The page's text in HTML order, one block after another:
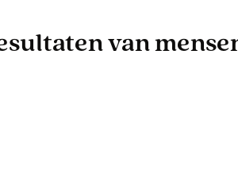
van